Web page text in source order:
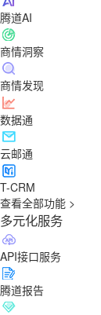
腾道AI
商情洞察
商情发现
数据通
云邮通
T-CRM
查看全部功能 >
多元化服务
API接口服务
腾道报告